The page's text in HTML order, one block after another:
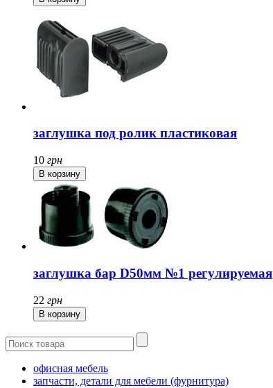
заглушка под ролик пластиковая
10 грн
заглушка бар D50мм №1 регулируемая
22 грн
офисная мебель
запчасти, детали для мебели (фурнитура)